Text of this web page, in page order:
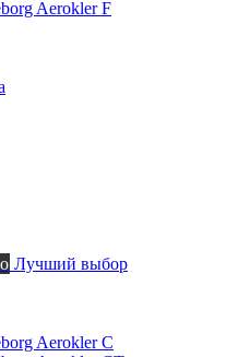
Aerokler F
Лучший выбор
Aerokler C